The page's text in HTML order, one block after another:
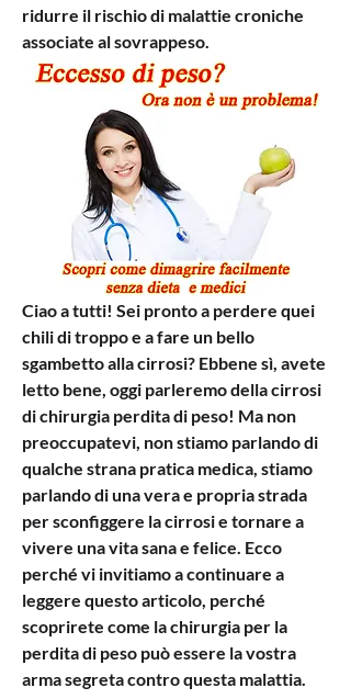
ridurre il rischio di malattie croniche
associate al sovrappeso.
Ciao a tutti! Sei pronto a perdere quei
chili di troppo e a fare un bello
sgambetto alla cirrosi? Ebbene sì, avete
letto bene, oggi parleremo della cirrosi
di chirurgia perdita di peso! Ma non
preoccupatevi, non stiamo parlando di
qualche strana pratica medica, stiamo
parlando di una vera e propria strada
per sconfiggere la cirrosi e tornare a
vivere una vita sana e felice. Ecco
perché vi invitiamo a continuare a
leggere questo articolo, perché
scoprirete come la chirurgia per la
perdita di peso può essere la vostra
arma segreta contro questa malattia.